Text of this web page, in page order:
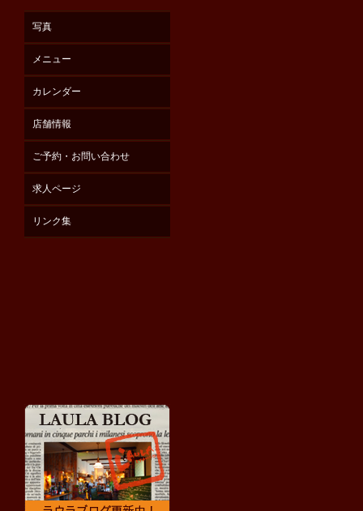
写真
メニュー
カレンダー
店舗情報
ご予約・お問い合わせ
求人ページ
リンク集